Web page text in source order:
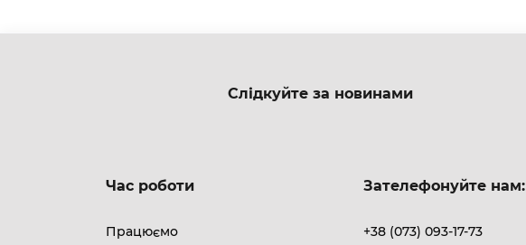
Слідкуйте за новинами
Час роботи
Працюємо
Зателефонуйте нам:
+38 (073) 093-17-73